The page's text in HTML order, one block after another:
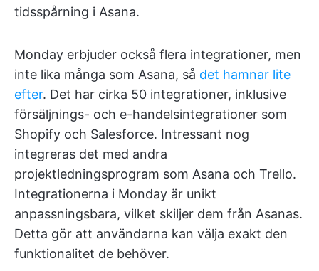
tidsspårning i Asana.
Monday erbjuder också flera integrationer, men
inte lika många som Asana, så det hamnar lite
efter. Det har cirka 50 integrationer, inklusive
försäljnings- och e-handelsintegrationer som
Shopify och Salesforce. Intressant nog
integreras det med andra
projektledningsprogram som Asana och Trello.
Integrationerna i Monday är unikt
anpassningsbara, vilket skiljer dem från Asanas.
Detta gör att användarna kan välja exakt den
funktionalitet de behöver.